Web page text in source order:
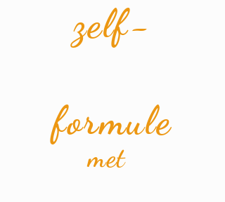
zelf-
formule
met